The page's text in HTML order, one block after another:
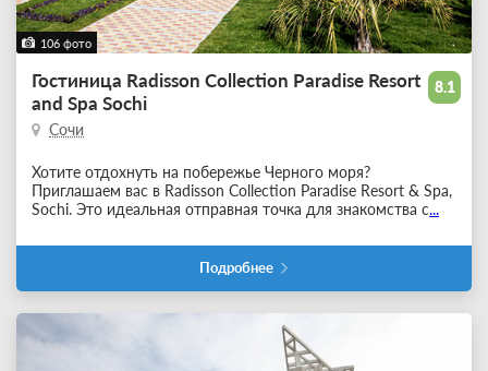
106 фото
8.1
Гостиница Radisson Collection Paradise Resort
and Spa Sochi
Сочи
Хотите отдохнуть на побережье Черного моря?
Приглашаем вас в Radisson Collection Paradise Resort & Spa,
Sochi. Это идеальная отправная точка для знакомства с...
Подробнее